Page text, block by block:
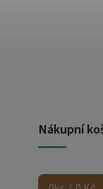
Nákupní